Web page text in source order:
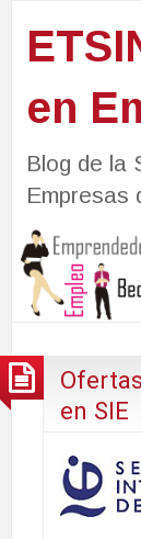
en
Blog de la
Empresas
en SIE